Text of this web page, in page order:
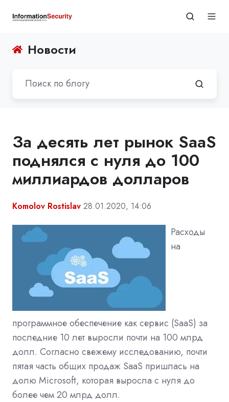
Новости
За десять лет рынок SaaS
поднялся с нуля до 100
миллиардов долларов
Komolov Rostislav 28.01.2020, 14:06
Расходы
на
программное обеспечение как сервис (SaaS) за
последние 10 лет выросли почти на 100 млрд
долл. Согласно свежему исследованию, почти
пятая часть общих продаж SaaS пришлась на
долю Microsoft, которая выросла с нуля до
более чем 20 млрд долл.